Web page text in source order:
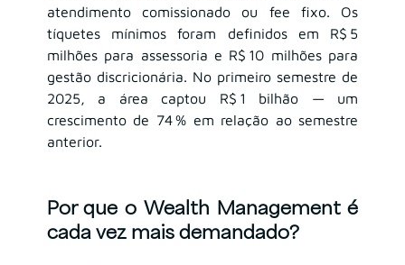
atendimento comissionado ou fee fixo. Os
tíquetes mínimos foram definidos em R$ 5
milhões para assessoria e R$ 10 milhões para
gestão discricionária. No primeiro semestre de
2025, a área captou R$ 1 bilhão — um
crescimento de 74 % em relação ao semestre
anterior.
Por que o Wealth Management é
cada vez mais demandado?